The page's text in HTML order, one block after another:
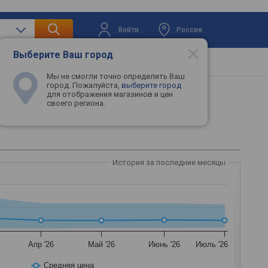
Войти Россия
Выберите Ваш город
Мы не смогли точно определить Ваш
город. Пожалуйста, выберите город
для отображения магазинов и цен
своего региона.
техника Телевизоры
История за последние месяцы
Средняя цена
Апр '26 Май '26 Июнь '26 Июль '26